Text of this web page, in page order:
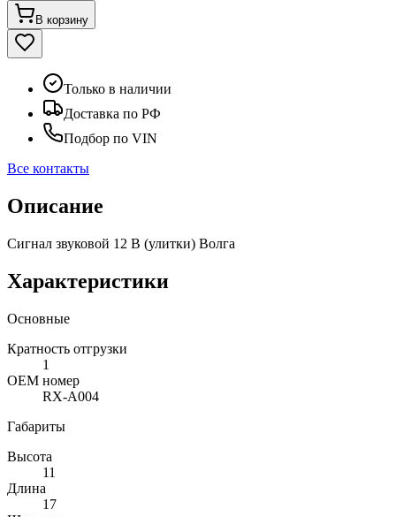
В корзину
Только в наличии
Доставка по РФ
Подбор по VIN
Все контакты
Описание
Сигнал звуковой 12 В (улитки) Волга
Характеристики
Основные
Кратность отгрузки
1
ОЕМ номер
RX-A004
Габариты
Высота
11
Длина
17